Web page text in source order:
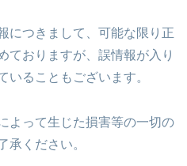
につきまして、可能な限り正
ておりますが、誤情報が入り
いることもございます。
よって生じた損害等の一切の
承ください。